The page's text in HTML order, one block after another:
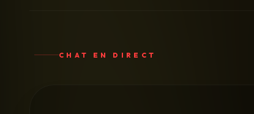
CHAT EN DIRECT